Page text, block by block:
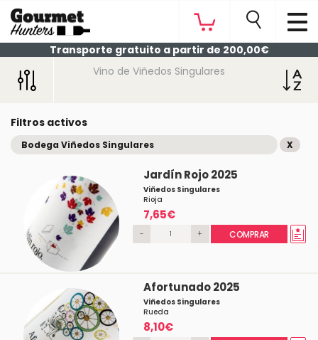
Transporte gratuito a partir de 200,00€
Vino de Viñedos Singulares
Filtros activos
Bodega Viñedos Singulares X
Jardín Rojo 2025
Viñedos Singulares
Rioja
7,65€
- + COMPRAR
Afortunado 2025
Viñedos Singulares
Rueda
8,10€